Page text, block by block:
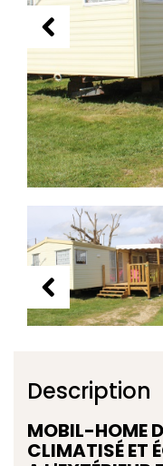
Description
MOBIL-HOME
CLIMATISÉ ET